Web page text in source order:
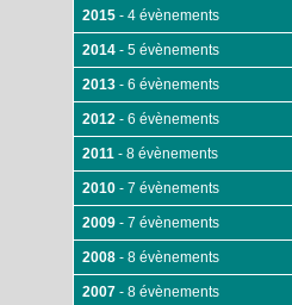
2015 - 4 évènements
2014 - 5 évènements
2013 - 6 évènements
2012 - 6 évènements
2011 - 8 évènements
2010 - 7 évènements
2009 - 7 évènements
2008 - 8 évènements
2007 - 8 évènements